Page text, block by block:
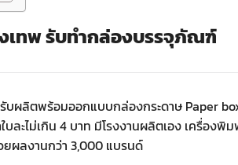
เทพ รับทำกล่องบรรจุภัณฑ์
บผลิตพร้อมออกแบบกล่องกระดาษ Paper
ใบละไม่เกิน 4 บาท มีโรงงานผลิตเอง เครื่อ
ผลงานกว่า 3,000 แบรนด์